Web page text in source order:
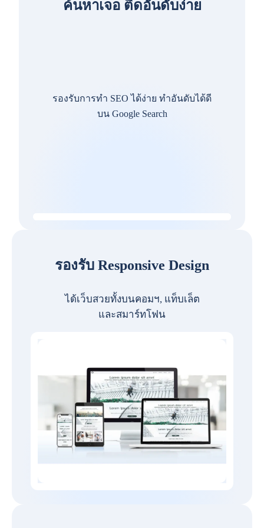
ค้นหาเจอ ติดอันดับง่าย
รองรับการทำ SEO ได้ง่าย ทำอันดับได้ดี
บน Google Search
รองรับ Responsive Design
ได้เว็บสวยทั้งบนคอมฯ, แท็บเล็ต
และสมาร์ทโฟน